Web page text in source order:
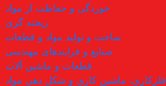
خوردگی و حفاظت از مواد
ریخته گری
ساخت و تولید مواد و قطعات
صنایع و فرایندهای مهندسی
قطعات و ماشین آلات
فلزکاری، ماشین کاری و شکل دهی مواد